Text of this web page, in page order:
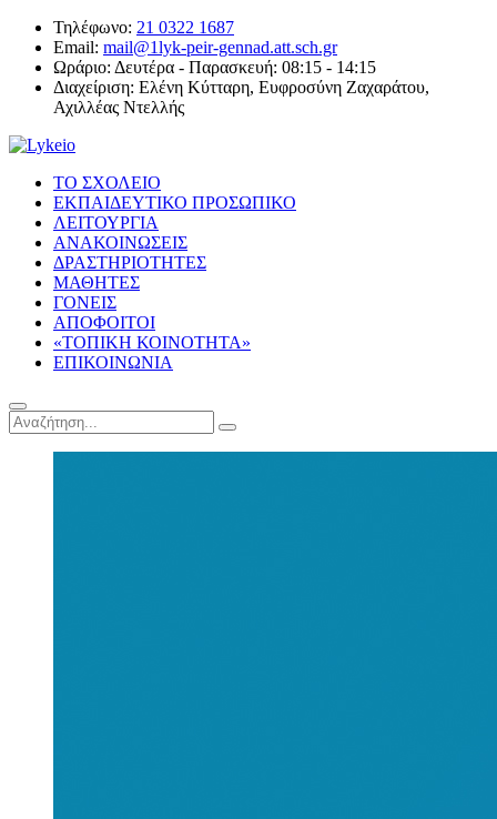
Τηλέφωνο: 21 0322 1687
Email: mail@1lyk-peir-gennad.att.sch.gr
Ωράριο: Δευτέρα - Παρασκευή: 08:15 - 14:15
Διαχείριση: Ελένη Κύτταρη, Ευφροσύνη Ζαχαράτου,
Αχιλλέας Ντελλής
ΤΟ ΣΧΟΛΕΙΟ
ΕΚΠΑΙΔΕΥΤΙΚΟ ΠΡΟΣΩΠΙΚΟ
ΛΕΙΤΟΥΡΓΙΑ
ΑΝΑΚΟΙΝΩΣΕΙΣ
ΔΡΑΣΤΗΡΙΟΤΗΤΕΣ
ΜΑΘΗΤΕΣ
ΓΟΝΕΙΣ
ΑΠΟΦΟΙΤΟΙ
«ΤΟΠΙΚΗ ΚΟΙΝΟΤΗΤΑ»
ΕΠΙΚΟΙΝΩΝΙΑ